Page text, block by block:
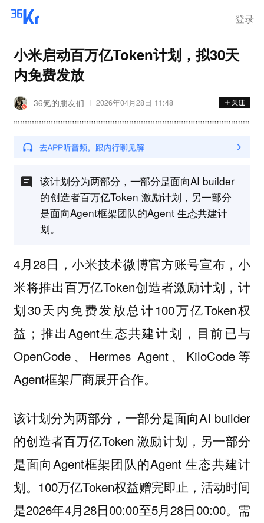
登录
小米启动百万亿Token计划，拟30天
内免费发放
36氪的朋友们 2026年04月28日 11:48
该计划分为两部分，一部分是面向AI builder
的创造者百万亿Token 激励计划，另一部分
是面向Agent框架团队的Agent 生态共建计
划。
4月28日，小米技术微博官方账号宣布，小
米将推出百万亿Token创造者激励计划，计
划30天内免费发放总计100万亿Token权
益；推出Agent生态共建计划，目前已与
OpenCode、Hermes Agent、KiloCode等
Agent框架厂商展开合作。
该计划分为两部分，一部分是面向AI builder
的创造者百万亿Token 激励计划，另一部分
是面向Agent框架团队的Agent 生态共建计
划。100万亿Token权益赠完即止，活动时间
是2026年4月28日00:00至5月28日00:00。需